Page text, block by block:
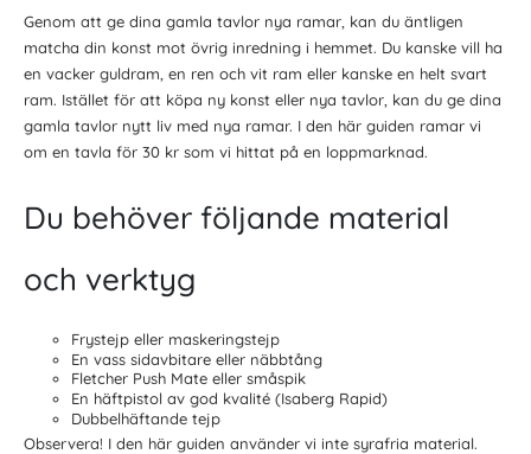
Genom att ge dina gamla tavlor nya ramar, kan du äntligen
matcha din konst mot övrig inredning i hemmet. Du kanske vill ha
en vacker guldram, en ren och vit ram eller kanske en helt svart
ram. Istället för att köpa ny konst eller nya tavlor, kan du ge dina
gamla tavlor nytt liv med nya ramar. I den här guiden ramar vi
om en tavla för 30 kr som vi hittat på en loppmarknad.
Du behöver följande material
och verktyg
Frystejp eller maskeringstejp
En vass sidavbitare eller näbbtång
Fletcher Push Mate eller småspik
En häftpistol av god kvalité (Isaberg Rapid)
Dubbelhäftande tejp
Observera! I den här guiden använder vi inte syrafria material.